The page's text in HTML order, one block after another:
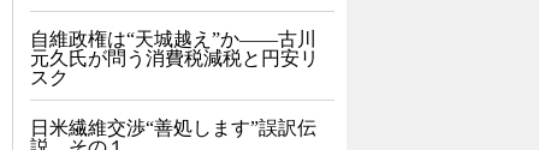
自維政権は“天城越え”か――古川
元久氏が問う消費税減税と円安リ
スク
日米繊維交渉“善処します”誤訳伝